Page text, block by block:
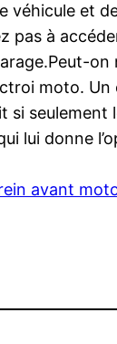
véhicule et
pas à
moto.
seulement
lui donne
avant